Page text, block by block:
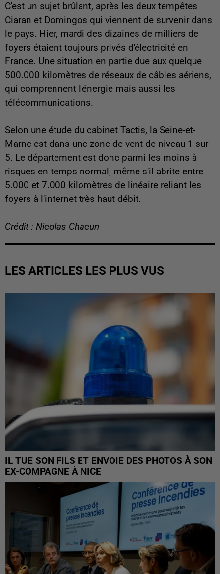
C'est un sujet brûlant, après les deux tempêtes
Ciaran et Domingos qui viennent de survenir dans
le pays. Hier, mardi des dizaines de milliers de
foyers étaient toujours privés d'électricité en
France. Une situation en partie due aux quelque
500.000 kilomètres de réseaux de câbles aériens,
qui comprennent l'énergie mais aussi les
télécommunications.
Selon une étude du cabinet Tactis, la Seine-et-
Marne est dans une zone de vent de niveau 1 sur
5. Le département est donc parmi les moins à
risques en temps normal, même s'il abrite entre
5.000 et 7.000 kilomètres de linéaire reliant les
foyers à l'internet très haut débit.
Crédit : Nicolas Chacun
LES ARTICLES LES PLUS VUS
IL TUE SON FILS ET ENVOIE DES PHOTOS À SON
EX-COMPAGNE À NICE